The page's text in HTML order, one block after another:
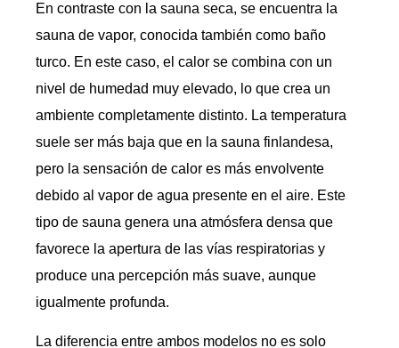
En contraste con la sauna seca, se encuentra la
sauna de vapor, conocida también como baño
turco. En este caso, el calor se combina con un
nivel de humedad muy elevado, lo que crea un
ambiente completamente distinto. La temperatura
suele ser más baja que en la sauna finlandesa,
pero la sensación de calor es más envolvente
debido al vapor de agua presente en el aire. Este
tipo de sauna genera una atmósfera densa que
favorece la apertura de las vías respiratorias y
produce una percepción más suave, aunque
igualmente profunda.
La diferencia entre ambos modelos no es solo